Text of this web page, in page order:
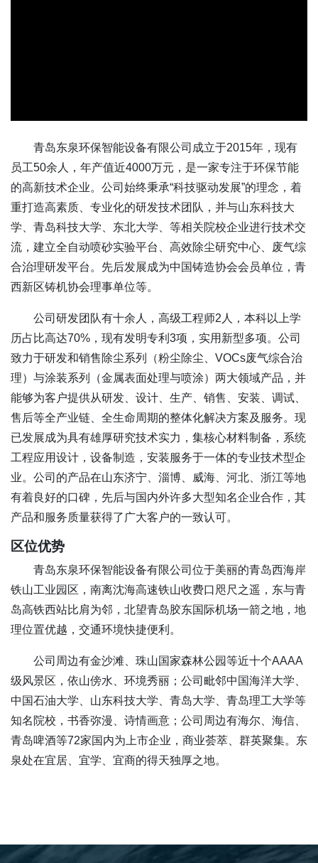
青岛东泉环保智能设备有限公司成立于2015年，现有
员工50余人，年产值近4000万元，是一家专注于环保节能
的高新技术企业。公司始终秉承“科技驱动发展”的理念，着
重打造高素质、专业化的研发技术团队，并与山东科技大
学、青岛科技大学、东北大学、等相关院校企业进行技术交
流，建立全自动喷砂实验平台、高效除尘研究中心、废气综
合治理研发平台。先后发展成为中国铸造协会会员单位，青
西新区铸机协会理事单位等。
公司研发团队有十余人，高级工程师2人，本科以上学
历占比高达70%，现有发明专利3项，实用新型多项。公司
致力于研发和销售除尘系列（粉尘除尘、VOCs废气综合治
理）与涂装系列（金属表面处理与喷涂）两大领域产品，并
能够为客户提供从研发、设计、生产、销售、安装、调试、
售后等全产业链、全生命周期的整体化解决方案及服务。现
已发展成为具有雄厚研究技术实力，集核心材料制备，系统
工程应用设计，设备制造，安装服务于一体的专业技术型企
业。公司的产品在山东济宁、淄博、威海、河北、浙江等地
有着良好的口碑，先后与国内外许多大型知名企业合作，其
产品和服务质量获得了广大客户的一致认可。
区位优势
青岛东泉环保智能设备有限公司位于美丽的青岛西海岸
铁山工业园区，南离沈海高速铁山收费口咫尺之遥，东与青
岛高铁西站比肩为邻，北望青岛胶东国际机场一箭之地，地
理位置优越，交通环境快捷便利。
公司周边有金沙滩、珠山国家森林公园等近十个AAAA
级风景区，依山傍水、环境秀丽；公司毗邻中国海洋大学、
中国石油大学、山东科技大学、青岛大学、青岛理工大学等
知名院校，书香弥漫、诗情画意；公司周边有海尔、海信、
青岛啤酒等72家国内为上市企业，商业荟萃、群英聚集。东
泉处在宜居、宜学、宜商的得天独厚之地。